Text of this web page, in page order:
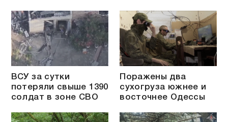
ВСУ за сутки
потеряли свыше 1390
солдат в зоне СВО
Поражены два
сухогруза южнее и
восточнее Одессы